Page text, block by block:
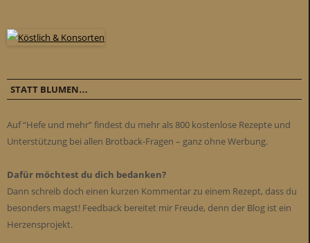
STATT BLUMEN…
Auf “Hefe und mehr” findest du mehr als 800 kostenlose Rezepte und
Unterstützung bei allen Brotback-Fragen – ganz ohne Werbung.
Dafür möchtest du dich bedanken?
Dann schreib doch einen kurzen Kommentar zu einem Rezept, dass du
besonders magst! Feedback bereitet mir Freude, denn der Blog ist ein
Herzensprojekt.